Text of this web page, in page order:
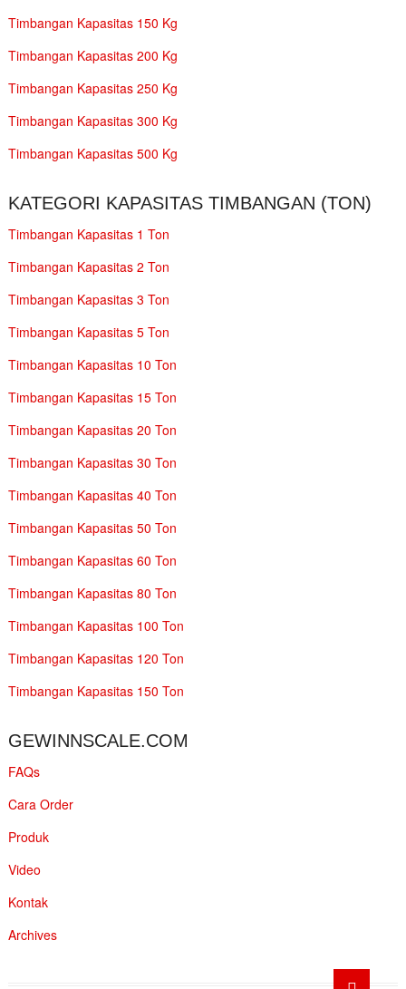
Timbangan Kapasitas 150 Kg
Timbangan Kapasitas 200 Kg
Timbangan Kapasitas 250 Kg
Timbangan Kapasitas 300 Kg
Timbangan Kapasitas 500 Kg
KATEGORI KAPASITAS TIMBANGAN (TON)
Timbangan Kapasitas 1 Ton
Timbangan Kapasitas 2 Ton
Timbangan Kapasitas 3 Ton
Timbangan Kapasitas 5 Ton
Timbangan Kapasitas 10 Ton
Timbangan Kapasitas 15 Ton
Timbangan Kapasitas 20 Ton
Timbangan Kapasitas 30 Ton
Timbangan Kapasitas 40 Ton
Timbangan Kapasitas 50 Ton
Timbangan Kapasitas 60 Ton
Timbangan Kapasitas 80 Ton
Timbangan Kapasitas 100 Ton
Timbangan Kapasitas 120 Ton
Timbangan Kapasitas 150 Ton
GEWINNSCALE.COM
FAQs
Cara Order
Produk
Video
Kontak
Archives
Go